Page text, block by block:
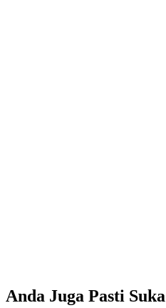
Anda Juga Pasti Suka